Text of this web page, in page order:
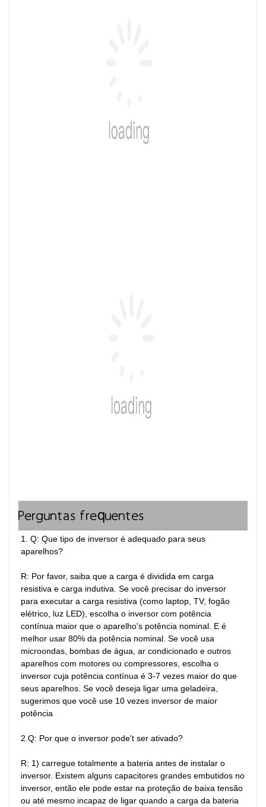
Perguntas frequentes
1. Q: Que tipo de inversor é adequado para seus
aparelhos?
R: Por favor, saiba que a carga é dividida em carga
resistiva e carga indutiva. Se você precisar do inversor
para executar a carga resistiva (como laptop, TV, fogão
elétrico, luz LED), escolha o inversor com potência
contínua maior que o aparelho's potência nominal. E é
melhor usar 80% da potência nominal. Se você usa
microondas, bombas de água, ar condicionado e outros
aparelhos com motores ou compressores, escolha o
inversor cuja potência contínua é 3-7 vezes maior do que
seus aparelhos. Se você deseja ligar uma geladeira,
sugerimos que você use 10 vezes inversor de maior
potência
2.Q: Por que o inversor pode't ser ativado?
R: 1) carregue totalmente a bateria antes de instalar o
inversor. Existem alguns capacitores grandes embutidos no
inversor, então ele pode estar na proteção de baixa tensão
ou até mesmo incapaz de ligar quando a carga da bateria